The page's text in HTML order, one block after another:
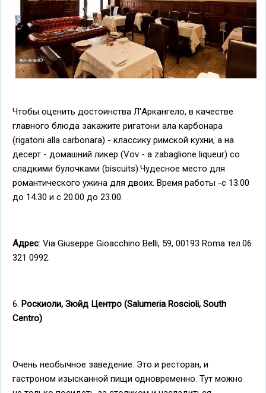
Чтобы оценить достоинства Л'Аркангело, в качестве
главного блюда закажите ригатони ала карбонара
(rigatoni alla carbonara) - классику римской кухни, а на
десерт - домашний ликер (Vov - a zabaglione liqueur) со
сладкими булочками (biscuits).Чудесное место для
романтического ужина для двоих. Время работы -с 13.00
до 14.30 и с 20.00 до 23.00.
Адрес: Via Giuseppe Gioacchino Belli, 59, 00193 Roma тел.06
321 0992.
6. Роскиоли, Зюйд Центро (Salumeria Roscioli, South
Centro)
Очень необычное заведение. Это и ресторан, и
гастроном изысканной пищи одновременно. Тут можно